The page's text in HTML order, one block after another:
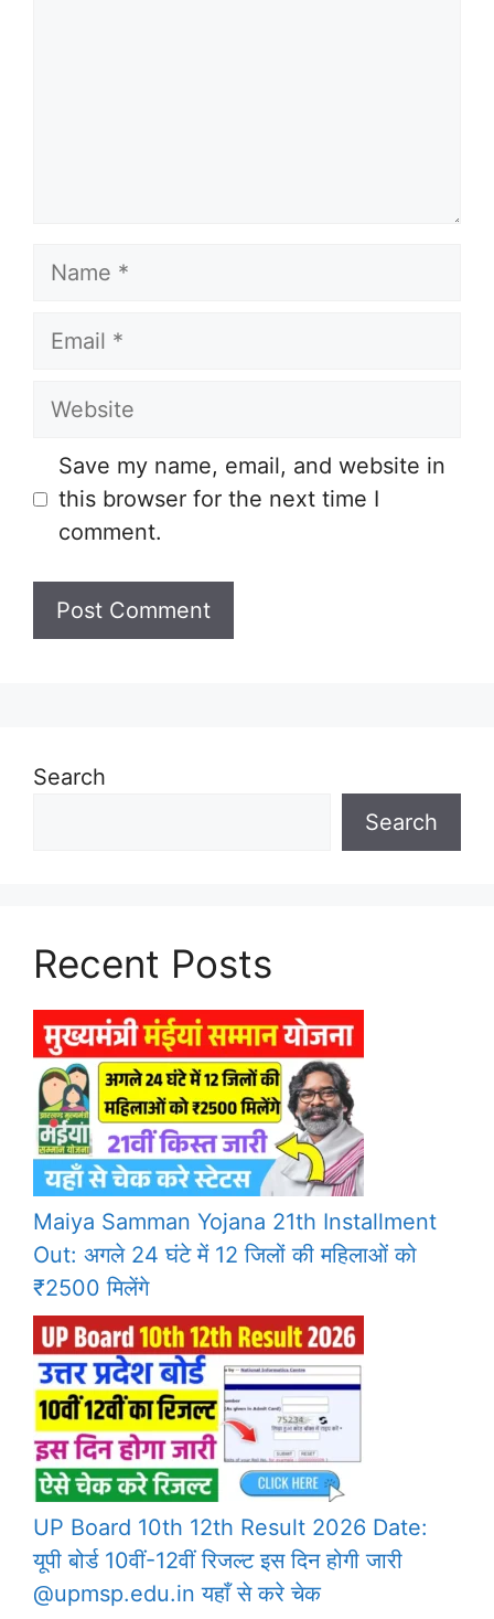
Name
Email
Website
Save my name, email, and website in
this browser for the next time I
comment.
Search
Search
Recent Posts
Maiya Samman Yojana 21th Installment
Out: अगले 24 घंटे में 12 जिलों की महिलाओं को
₹2500 मिलेंगे
UP Board 10th 12th Result 2026 Date:
यूपी बोर्ड 10वीं-12वीं रिजल्ट इस दिन होगी जारी
@upmsp.edu.in यहाँ से करे चेक